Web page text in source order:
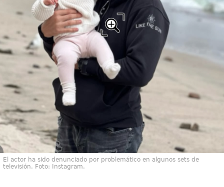
El actor ha sido denunciado por problemático en algunos sets de
televisión. Foto: Instagram.